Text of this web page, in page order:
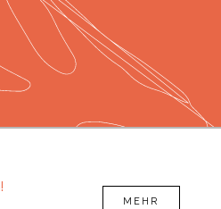
MEHR